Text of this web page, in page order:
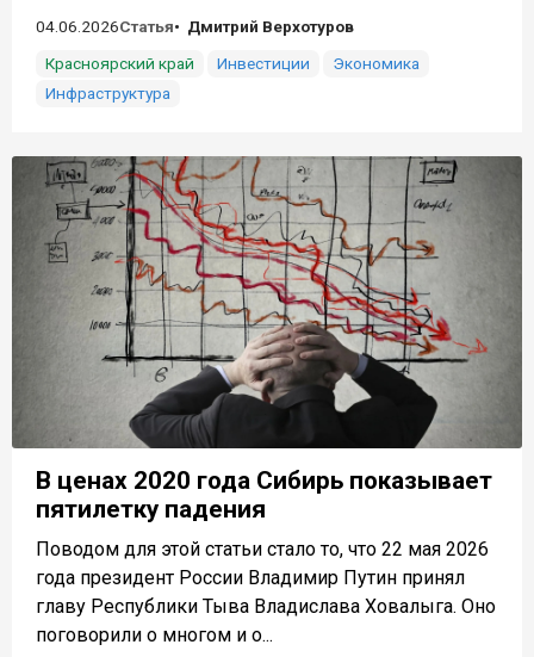
04.06.2026Статья
Дмитрий Верхотуров
Красноярский край
Инвестиции
Экономика
Инфраструктура
В ценах 2020 года Сибирь показывает
пятилетку падения
Поводом для этой статьи стало то, что 22 мая 2026
года президент России Владимир Путин принял
главу Республики Тыва Владислава Ховалыга. Оно
поговорили о многом и о...